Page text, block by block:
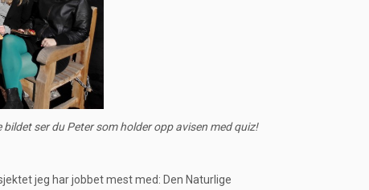
ser du Peter som holder opp avisen med quiz!
jeg har jobbet mest med: Den Naturlige